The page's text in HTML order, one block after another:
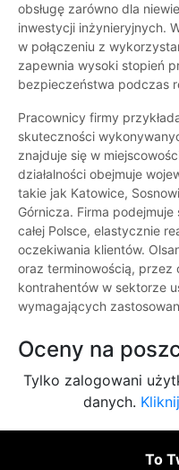
obsługę zarówno dla
inwestycji inżynieryjnych.
w połączeniu z
zapewnia wysoki stopień
bezpieczeństwa podczas
Pracownicy firmy
skuteczności
znajduje się w
działalności obejmuje
takie jak Katowice,
Górnicza. Firma
całej Polsce, elastycznie
oczekiwania klientów.
oraz terminowością, przez
kontrahentów w sektorze
wymagających
Oceny na
Tylko zalogowani
danych.
To